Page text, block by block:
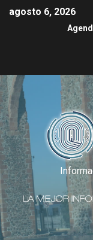
agosto 6, 2026